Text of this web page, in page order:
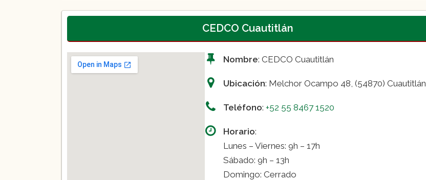
CEDCO Cuautitlán
Nombre: CEDCO Cuautitlán
Ubicación: Melchor Ocampo 48, (54870) Cuautitlán
Teléfono: +52 55 8467 1520
Horario:
Lunes – Viernes: 9h – 17h
Sábado: 9h – 13h
Domingo: Cerrado